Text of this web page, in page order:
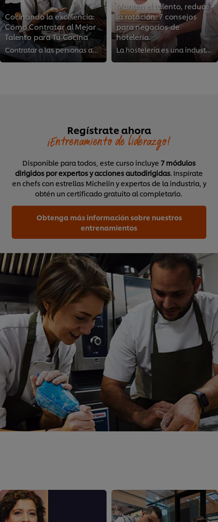
Cocinando la excelencia:
Cómo Contratar al Mejor
Talento para Tu Cocina
Contratar a las personas adecuadas y mantener un equipo excepcional es esencial para lograr la grandeza culinaria. En este artí...
Mantén el talento, reduce
la rotación: 7 consejos
para negocios de
hotelería.
La hostelería es una industria emocionante y gratificante, sin embargo, las altas tasas de rotación de personal parecen indicar...
Regístrate ahora
¡Entrenamiento de liderazgo!
Disponible para todos, este curso incluye 7 módulos
dirigidos por expertos y acciones autodirigidas . Inspírate
en chefs con estrellas Michelin y expertos de la industria, y
obtén un certificado gratuito al completarlo.
Obtenga más información sobre nuestros
entrenamientos